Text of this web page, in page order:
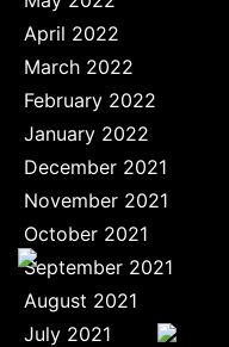
April 2022
March 2022
February 2022
January 2022
December 2021
November 2021
October 2021
September 2021
August 2021
July 2021